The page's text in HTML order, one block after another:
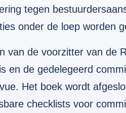
tegen
onder de loep worden
van de voorzitter van de
en de gedelegeerd
Het boek wordt
checklists voor